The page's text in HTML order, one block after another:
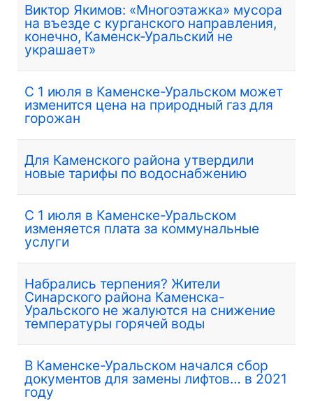
Виктор Якимов: «Многоэтажка» мусора
на въезде с курганского направления,
конечно, Каменск-Уральский не
украшает»
С 1 июля в Каменске-Уральском может
изменится цена на природный газ для
горожан
Для Каменского района утвердили
новые тарифы по водоснабжению
С 1 июля в Каменске-Уральском
изменяется плата за коммунальные
услуги
Набрались терпения? Жители
Синарского района Каменска-
Уральского не жалуются на снижение
температуры горячей воды
В Каменске-Уральском начался сбор
документов для замены лифтов… в 2021
году